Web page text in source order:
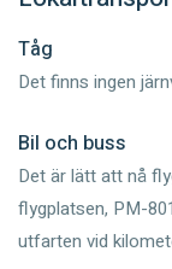
Tåg
Det finns ingen
Bil och buss
Det är lätt att nå
flygplatsen, PM-
utfarten vid